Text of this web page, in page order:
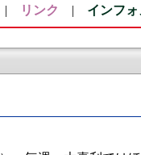
リンク | インフ